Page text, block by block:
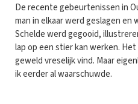
De recente gebeurtenissen in
man in elkaar werd geslagen en
Schelde werd gegooid,
lap op een stier kan werken.
geweld vreselijk vind. Maar
ik eerder al waarschuwde.